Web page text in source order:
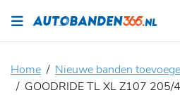
Home
Nieuwe banden
GOODRIDE TL XL Z107